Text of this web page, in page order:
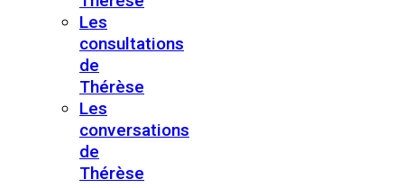
Les
consultations
de
Thérèse
Les
conversations
de
Thérèse